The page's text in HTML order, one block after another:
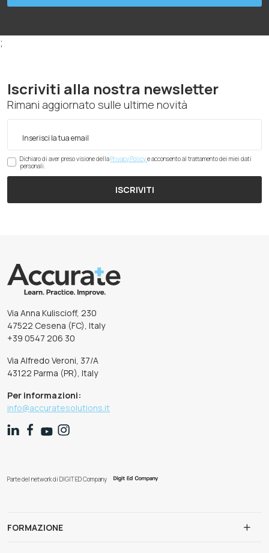
;
Iscriviti alla nostra newsletter
Rimani aggiornato sulle ultime novità
Dichiaro di aver preso visione dellaPrivacy Policye acconsento al trattamento dei miei dati
personali.
ISCRIVITI
Via Anna Kuliscioff, 230
47522 Cesena (FC), Italy
+39 0547 206 30
Via Alfredo Veroni, 37/A
43122 Parma (PR), Italy
Per informazioni:
info@accuratesolutions.it
Parte del network di DIGIT ED Company
FORMAZIONE